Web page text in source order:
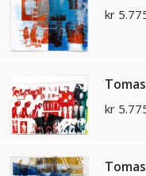
kr
kr